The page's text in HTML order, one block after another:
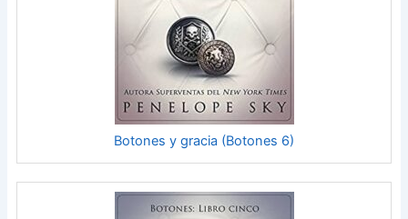
Botones y gracia (Botones 6)